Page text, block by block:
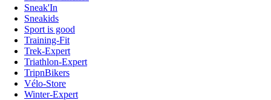
Sneak'In
Sneakids
Sport is good
Training-Fit
Trek-Expert
Triathlon-Expert
TripnBikers
Vélo-Store
Winter-Expert